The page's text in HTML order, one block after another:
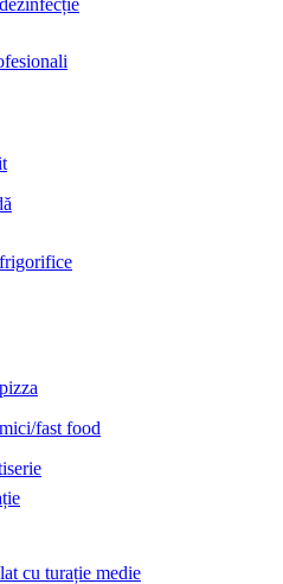
fast food
cu turație medie